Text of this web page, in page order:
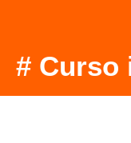
# Curso